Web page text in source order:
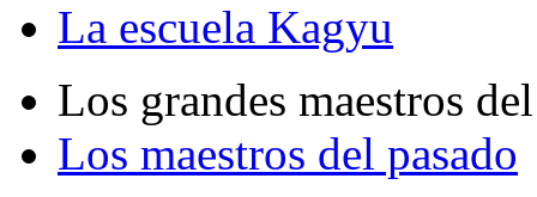
La escuela Kagyu
Los grandes maestros
Los maestros del pasado